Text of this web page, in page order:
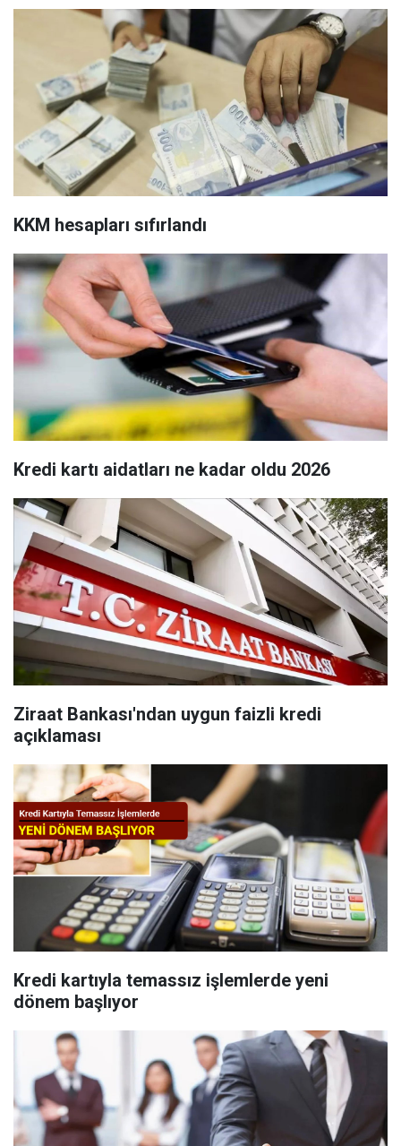
KKM hesapları sıfırlandı
Kredi kartı aidatları ne kadar oldu 2026
Ziraat Bankası'ndan uygun faizli kredi
açıklaması
Kredi kartıyla temassız işlemlerde yeni
dönem başlıyor